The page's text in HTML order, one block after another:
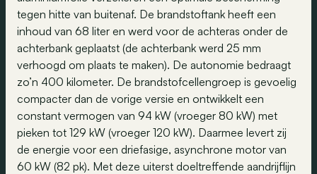
tegen hitte van buitenaf. De brandstoftank heeft een
inhoud van 68 liter en werd voor de achteras onder de
achterbank geplaatst (de achterbank werd 25 mm
verhoogd om plaats te maken). De autonomie bedraagt
zo’n 400 kilometer. De brandstofcellengroep is gevoelig
compacter dan de vorige versie en ontwikkelt een
constant vermogen van 94 kW (vroeger 80 kW) met
pieken tot 129 kW (vroeger 120 kW). Daarmee levert zij
de energie voor een driefasige, asynchrone motor van
60 kW (82 pk). Met deze uiterst doeltreffende aandrijflijn